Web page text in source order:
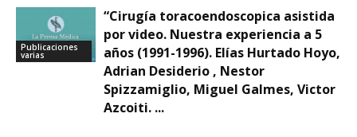
Publicaciones
varias
“Cirugía toracoendoscopica asistida
por video. Nuestra experiencia a 5
años (1991-1996). Elías Hurtado Hoyo,
Adrian Desiderio , Nestor
Spizzamiglio, Miguel Galmes, Victor
Azcoiti. ...